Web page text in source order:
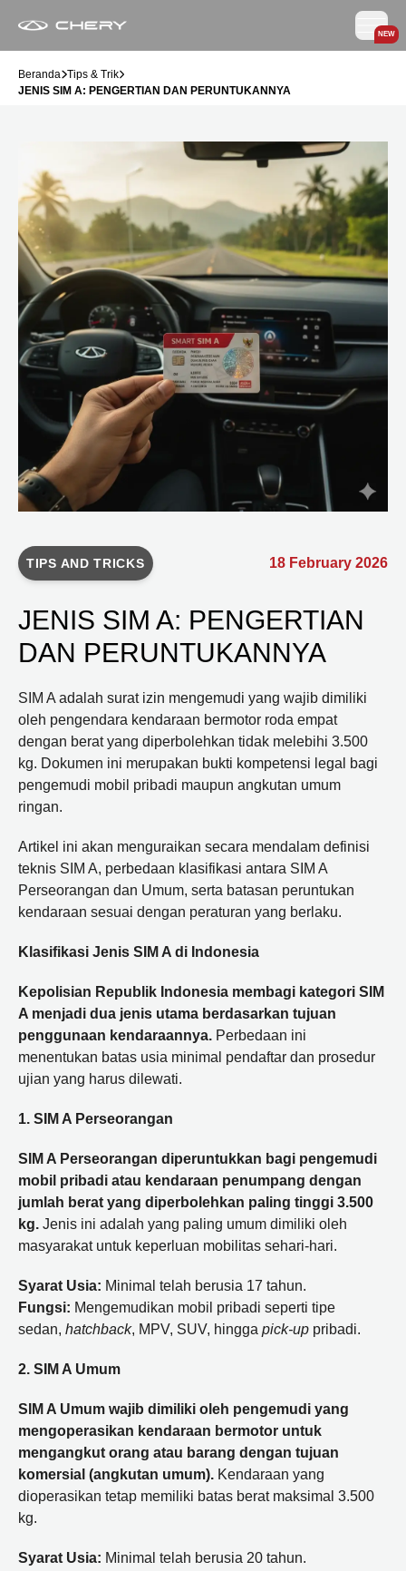
NEW
Beranda Tips & Trik
JENIS SIM A: PENGERTIAN DAN PERUNTUKANNYA
TIPS AND TRICKS 18 February 2026
JENIS SIM A: PENGERTIAN
DAN PERUNTUKANNYA
SIM A adalah surat izin mengemudi yang wajib dimiliki
oleh pengendara kendaraan bermotor roda empat
dengan berat yang diperbolehkan tidak melebihi 3.500
kg. Dokumen ini merupakan bukti kompetensi legal bagi
pengemudi mobil pribadi maupun angkutan umum
ringan.
Artikel ini akan menguraikan secara mendalam definisi
teknis SIM A, perbedaan klasifikasi antara SIM A
Perseorangan dan Umum, serta batasan peruntukan
kendaraan sesuai dengan peraturan yang berlaku.
Klasifikasi Jenis SIM A di Indonesia
Kepolisian Republik Indonesia membagi kategori SIM
A menjadi dua jenis utama berdasarkan tujuan
penggunaan kendaraannya. Perbedaan ini
menentukan batas usia minimal pendaftar dan prosedur
ujian yang harus dilewati.
1. SIM A Perseorangan
SIM A Perseorangan diperuntukkan bagi pengemudi
mobil pribadi atau kendaraan penumpang dengan
jumlah berat yang diperbolehkan paling tinggi 3.500
kg. Jenis ini adalah yang paling umum dimiliki oleh
masyarakat untuk keperluan mobilitas sehari-hari.
Syarat Usia: Minimal telah berusia 17 tahun.
Fungsi: Mengemudikan mobil pribadi seperti tipe
sedan, hatchback, MPV, SUV, hingga pick-up pribadi.
2. SIM A Umum
SIM A Umum wajib dimiliki oleh pengemudi yang
mengoperasikan kendaraan bermotor untuk
mengangkut orang atau barang dengan tujuan
komersial (angkutan umum). Kendaraan yang
dioperasikan tetap memiliki batas berat maksimal 3.500
kg.
Syarat Usia: Minimal telah berusia 20 tahun.